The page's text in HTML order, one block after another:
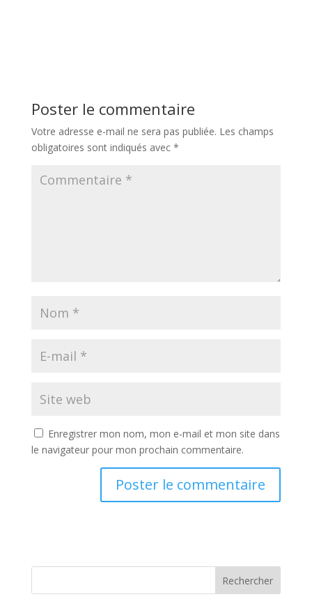
Poster le commentaire
Votre adresse e-mail ne sera pas publiée. Les champs
obligatoires sont indiqués avec *
Enregistrer mon nom, mon e-mail et mon site dans
le navigateur pour mon prochain commentaire.
Rechercher